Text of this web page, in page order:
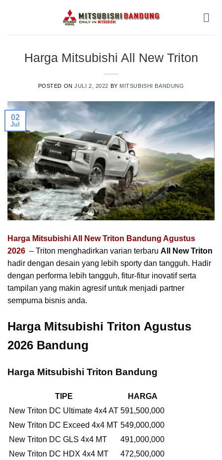
Harga Mitsubishi All New Triton
POSTED ONJULI 2, 2022 BY MITSUBISHI BANDUNG
02
Jul
Harga Mitsubishi All New Triton Bandung Agustus
2026 – Triton menghadirkan varian terbaru All New Triton
hadir dengan desain yang lebih sporty dan tangguh. Hadir
dengan performa lebih tangguh, fitur-fitur inovatif serta
tampilan yang makin agresif untuk menjadi partner
sempurna bisnis anda.
Harga Mitsubishi Triton Agustus
2026 Bandung
Harga Mitsubishi Triton Bandung
TIPE
HARGA
New Triton DC Ultimate 4x4 AT 591,500,000
New Triton DC Exceed 4x4 MT 549,000,000
New Triton DC GLS 4x4 MT
491,000,000
New Triton DC HDX 4x4 MT
472,500,000